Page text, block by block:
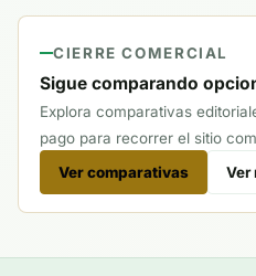
CIERRE COMERCIAL
Sigue comparando
Explora comparativas
pago para recorrer el sitio
Ver comparativas
Ver